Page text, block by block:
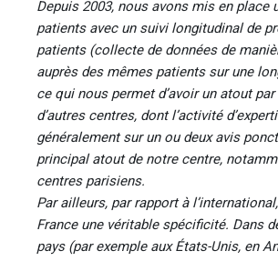
Depuis 2003, nous avons mis en place
patients avec un suivi longitudinal de
patients (collecte de données de
auprès des mêmes patients sur une
ce qui nous permet d’avoir un atout
d’autres centres, dont l’activité
généralement sur un ou deux avis
principal atout de notre centre,
centres parisiens.
Par ailleurs, par rapport à
France une véritable spécificité. Dans
pays (par exemple aux États-Unis, en